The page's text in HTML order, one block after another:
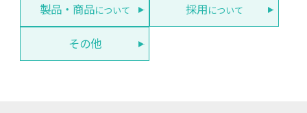
製品・商品について 採用について
その他